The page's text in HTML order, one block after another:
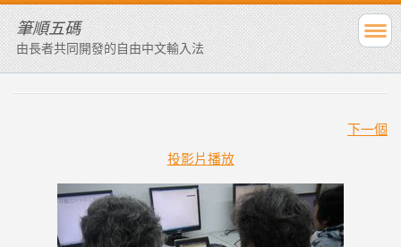
筆順五碼
由長者共同開發的自由中文輸入法
下一個
投影片播放